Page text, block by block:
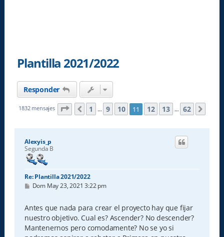
Plantilla 2021/2022
Responder
1832 mensajes Página 11 de 62
Anterior
1 … 9 10 11 12 13 … 62
Alexyis_p
Segunda B
Re: Plantilla 2021/2022
M
s
a
j
e
Dom May 23, 2021 3:22 pm
Antes que nada para crear el proyecto hay que fijar
nuestro objetivo. Cual es? Ascender? No descender?
Mantenernos pero comodamente? No se yo si